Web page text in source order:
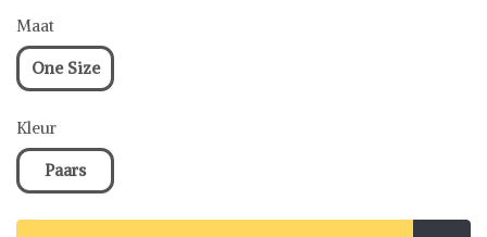
Maat
One Size
Kleur
Paars